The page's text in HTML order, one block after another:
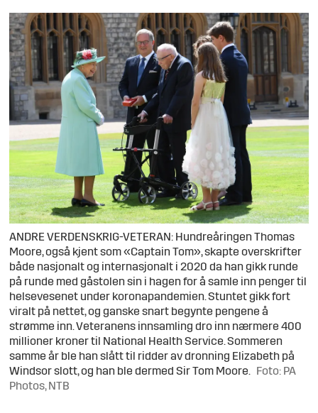
ANDRE VERDENSKRIG-VETERAN: Hundreåringen Thomas
Moore, også kjent som «Captain Tom», skapte overskrifter
både nasjonalt og internasjonalt i 2020 da han gikk runde
på runde med gåstolen sin i hagen for å samle inn penger til
helsevesenet under koronapandemien. Stuntet gikk fort
viralt på nettet, og ganske snart begynte pengene å
strømme inn. Veteranens innsamling dro inn nærmere 400
millioner kroner til National Health Service. Sommeren
samme år ble han slått til ridder av dronning Elizabeth på
Windsor slott, og han ble dermed Sir Tom Moore.
Foto: PA
Photos, NTB